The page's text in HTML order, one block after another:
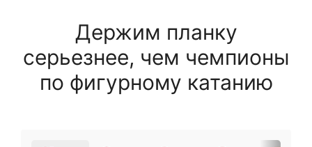
Держим планку
серьезнее, чем чемпионы
по фигурному катанию